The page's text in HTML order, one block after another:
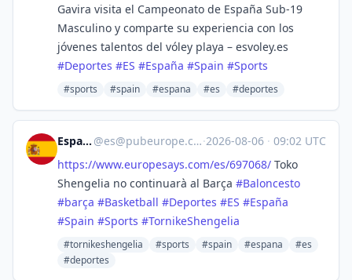
Gavira visita el Campeonato de España Sub-19
Masculino y comparte su experiencia con los
jóvenes talentos del vóley playa – esvoley.es
#Deportes #ES #España #Spain #Sports
#sports #spain #espana #es #deportes
España @es@pubeurope.com ·2026-08-06 · 09:02 UTC
https://www.europesays.com/es/697068/ Toko
Shengelia no continuarà al Barça #Baloncesto
#barça #Basketball #Deportes #ES #España
#Spain #Sports #TornikeShengelia
#tornikeshengelia #sports #spain #espana
#es
#deportes